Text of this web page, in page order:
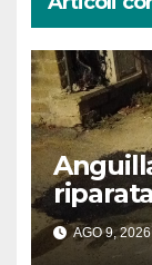
AGO 9, 2026